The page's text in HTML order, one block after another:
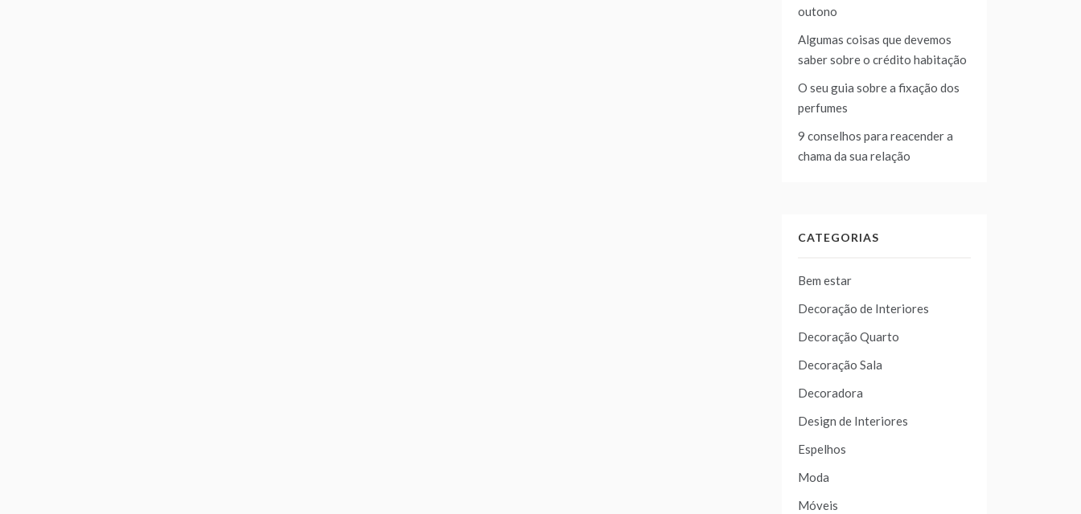
outono
Algumas coisas que devemos
saber sobre o crédito habitação
O seu guia sobre a fixação dos
perfumes
9 conselhos para reacender a
chama da sua relação
CATEGORIAS
Bem estar
Decoração de Interiores
Decoração Quarto
Decoração Sala
Decoradora
Design de Interiores
Espelhos
Moda
Móveis